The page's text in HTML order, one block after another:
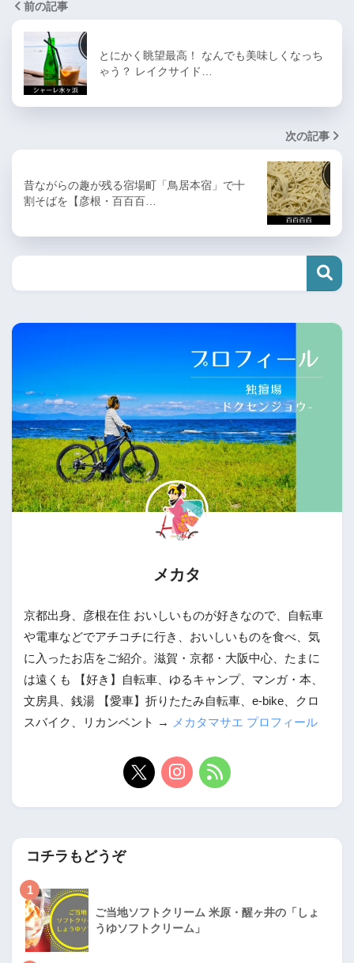
前の記事
とにかく眺望最高！ なんでも美味しくなっち
ゃう？ レイクサイド…
次の記事
昔ながらの趣が残る宿場町「鳥居本宿」で十
割そばを【彦根・百百百…
メカタ
京都出身、彦根在住 おいしいものが好きなので、自転車
や電車などでアチコチに行き、おいしいものを食べ、気
に入ったお店をご紹介。滋賀・京都・大阪中心、たまに
は遠くも 【好き】自転車、ゆるキャンプ、マンガ・本、
文房具、銭湯 【愛車】折りたたみ自転車、e-bike、クロ
スバイク、リカンベント →
メカタマサエ プロフィール
コチラもどうぞ
1
ご当地ソフトクリーム 米原・醒ヶ井の「しょ
うゆソフトクリーム」